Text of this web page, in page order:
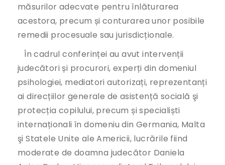
măsurilor adecvate pentru înlăturarea
acestora, precum și conturarea unor posibile
remedii procesuale sau jurisdicționale.
În cadrul conferinței au avut intervenții
judecători și procurori, experți din domeniul
psihologiei, mediatori autorizați, reprezentanți
ai direcțiilor generale de asistență socială şi
protecția copilului, precum și specialiști
internaționali în domeniu din Germania, Malta
şi Statele Unite ale Americii, lucrările fiind
moderate de doamna judecător Daniela